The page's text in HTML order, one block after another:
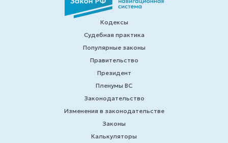
Кодексы
Судебная практика
Популярные законы
Правительство
Президент
Пленумы ВС
Законодательство
Изменения в законодательстве
Законы
Калькуляторы